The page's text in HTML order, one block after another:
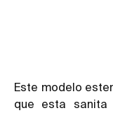
Este modelo
que esta sanita